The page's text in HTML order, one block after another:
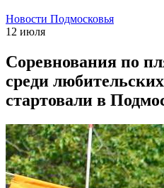
Новости Подмосковья
12 июля
Соревнования по
среди
стартовали в